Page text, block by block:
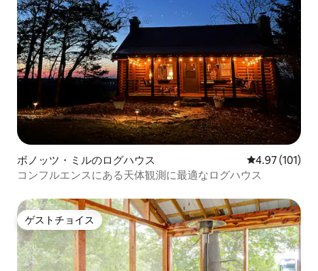
ボノッツ・ミルのログハウス レビュー101
4.97 (101)
コンフルエンスにある天体観測に最適なログハウス
ゲストチョイス
ゲストチョイス